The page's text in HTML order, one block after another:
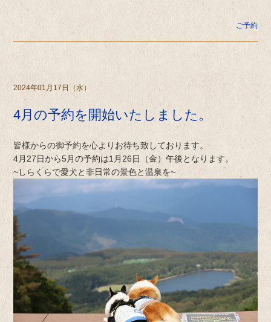
ご予約
2024年01月17日（水）
4月の予約を開始いたしました。
皆様からの御予約を心よりお待ち致しております。
4月27日から5月の予約は1月26日（金）午後となります。
~しらくらで愛犬と非日常の景色と温泉を~